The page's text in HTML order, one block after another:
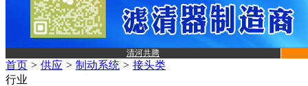
清河共腾
首页 > 供应 > 制动系统 > 接头类
行业